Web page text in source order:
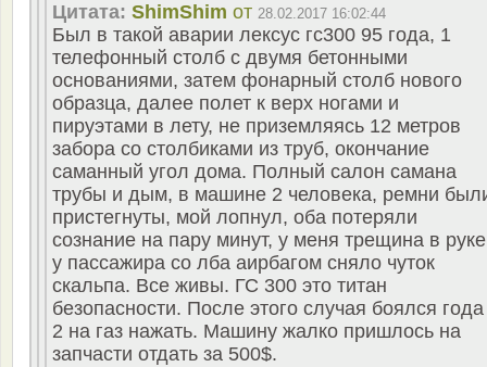
Цитата: ShimShim от 28.02.2017 16:02:44
Был в такой аварии лексус гс300 95 года, 1
телефонный столб с двумя бетонными
основаниями, затем фонарный столб нового
образца, далее полет к верх ногами и
пируэтами в лету, не приземляясь 12 метров
забора со столбиками из труб, окончание
саманный угол дома. Полный салон самана
трубы и дым, в машине 2 человека, ремни
пристегнуты, мой лопнул, оба потеряли
сознание на пару минут, у меня трещина в
у пассажира со лба аирбагом сняло чуток
скальпа. Все живы. ГС 300 это титан
безопасности. После этого случая боялся года
2 на газ нажать. Машину жалко пришлось на
запчасти отдать за 500$.